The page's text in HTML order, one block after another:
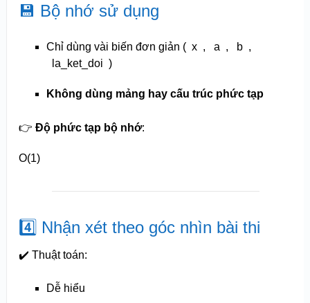
💾 Bộ nhớ sử dụng
Chỉ dùng vài biến đơn giản ( x , a , b ,
la_ket_doi )
Không dùng mảng hay cấu trúc phức tạp
👉 Độ phức tạp bộ nhớ:
O(1)
4️⃣ Nhận xét theo góc nhìn bài thi
✔️ Thuật toán:
Dễ hiểu